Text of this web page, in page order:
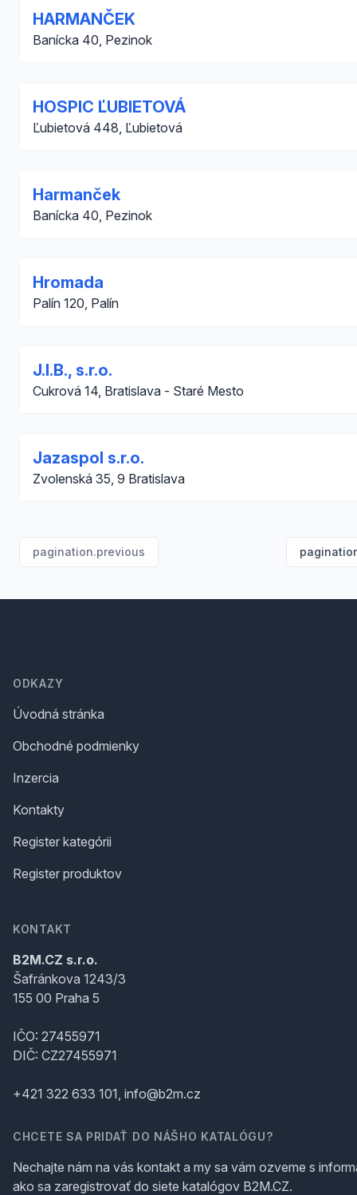
HARMANČEK
Banícka 40, Pezinok
HOSPIC ĽUBIETOVÁ
Ľubietová 448, Ľubietová
Harmanček
Banícka 40, Pezinok
Hromada
Palín 120, Palín
J.I.B., s.r.o.
Cukrová 14, Bratislava - Staré Mesto
Jazaspol s.r.o.
Zvolenská 35, 9 Bratislava
pagination.previous
ODKAZY
Úvodná stránka
Obchodné podmienky
Inzercia
Kontakty
Register kategórii
Register produktov
KONTAKT
B2M.CZ s.r.o.
Šafránkova 1243/3
155 00 Praha 5
IČO: 27455971
DIČ: CZ27455971
+421 322 633 101, info@b2m.cz
CHCETE SA PRIDAŤ DO NÁŠHO KATALÓGU?
Nechajte nám na vás kontakt a my sa vám ozveme s
ako sa zaregistrovať do siete katalógov B2M.CZ.